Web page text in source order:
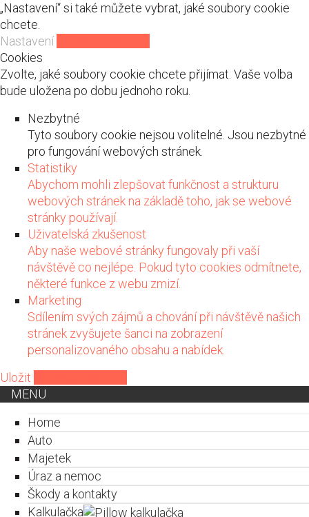
„Nastavení“ si také můžete vybrat, jaké soubory cookie
chcete.
Nastavení
Cookies
Zvolte, jaké soubory cookie chcete přijímat. Vaše volba
bude uložena po dobu jednoho roku.
Nezbytné
Tyto soubory cookie nejsou volitelné. Jsou nezbytné
pro fungování webových stránek.
Statistiky
Abychom mohli zlepšovat funkčnost a strukturu
webových stránek na základě toho, jak se webové
stránky používají.
Uživatelská zkušenost
Aby naše webové stránky fungovaly při vaší
návštěvě co nejlépe. Pokud tyto cookies odmítnete,
některé funkce z webu zmizí.
Marketing
Sdílením svých zájmů a chování při návštěvě našich
stránek zvyšujete šanci na zobrazení
personalizovaného obsahu a nabídek.
Uložit
MENU
Home
Auto
Majetek
Úraz a nemoc
Škody a kontakty
Kalkulačka